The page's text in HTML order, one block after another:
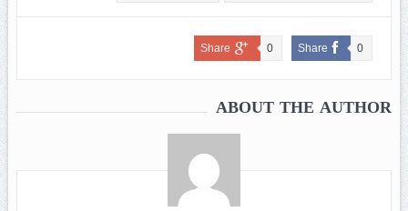
Share 0
Share 0
ABOUT THE AUTHOR